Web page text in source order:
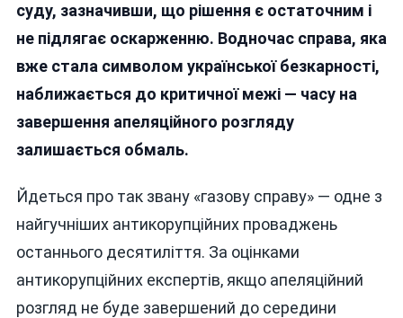
Вироку
Втратив
суду, зазначивши, що рішення є остаточним і
не підлягає оскарженню. Водночас справа, яка
вже стала символом української безкарності,
наближається до критичної межі — часу на
завершення апеляційного розгляду
залишається обмаль.
Йдеться про так звану «газову справу» — одне з
найгучніших антикорупційних проваджень
останнього десятиліття. За оцінками
антикорупційних експертів, якщо апеляційний
розгляд не буде завершений до середини